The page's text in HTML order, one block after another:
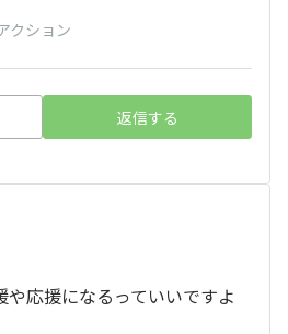
クション
返信する
応援になるっていいですよ